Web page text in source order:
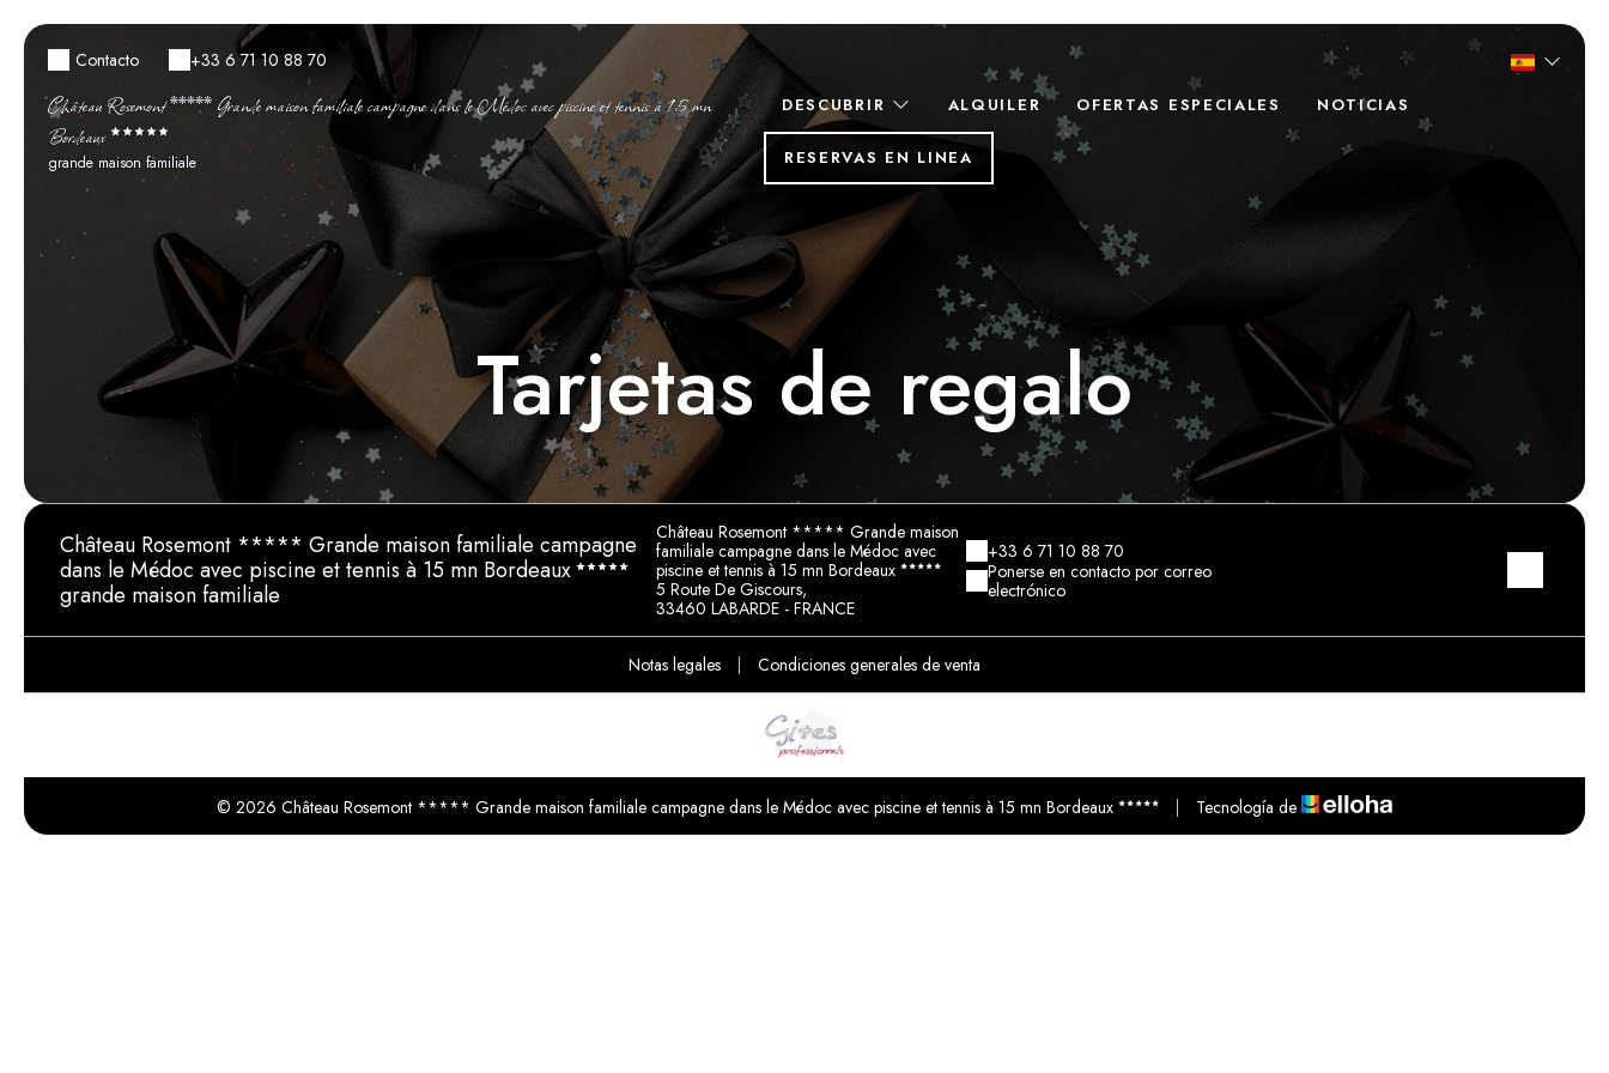
Contacto +33 6 71 10 88 70
Château Rosemont ***** Grande maison familiale campagne dans le Médoc avec piscine et tennis à 15 mn
Bordeaux
grande maison familiale
DESCUBRIR ALQUILER OFERTAS ESPECIALES NOTICIAS
RESERVAS EN LINEA
Tarjetas de regalo
Château Rosemont ***** Grande maison familiale campagne
dans le Médoc avec piscine et tennis à 15 mn Bordeaux
grande maison familiale
Château Rosemont ***** Grande maison
familiale campagne dans le Médoc avec
piscine et tennis à 15 mn Bordeaux
5 Route De Giscours,
33460 LABARDE - FRANCE
+33 6 71 10 88 70
Ponerse en contacto por correo
electrónico
Notas legales Condiciones generales de venta
© 2026 Château Rosemont ***** Grande maison familiale campagne dans le Médoc avec piscine et tennis à 15 mn Bordeaux Tecnología de